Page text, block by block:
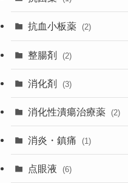
抗血小板薬 (2)
整腸剤 (2)
消化剤 (3)
消化性潰瘍治療薬 (2)
消炎・鎮痛 (1)
点眼液 (6)